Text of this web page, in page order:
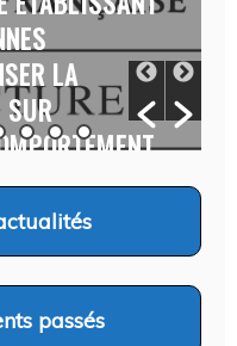
LA
SUR
2026
passés